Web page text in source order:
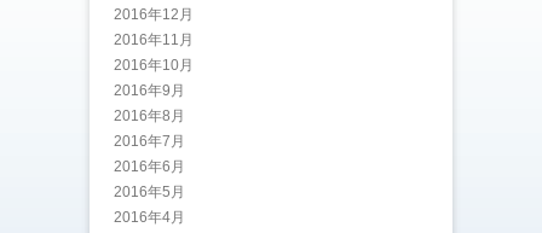
2016年12月
2016年11月
2016年10月
2016年9月
2016年8月
2016年7月
2016年6月
2016年5月
2016年4月